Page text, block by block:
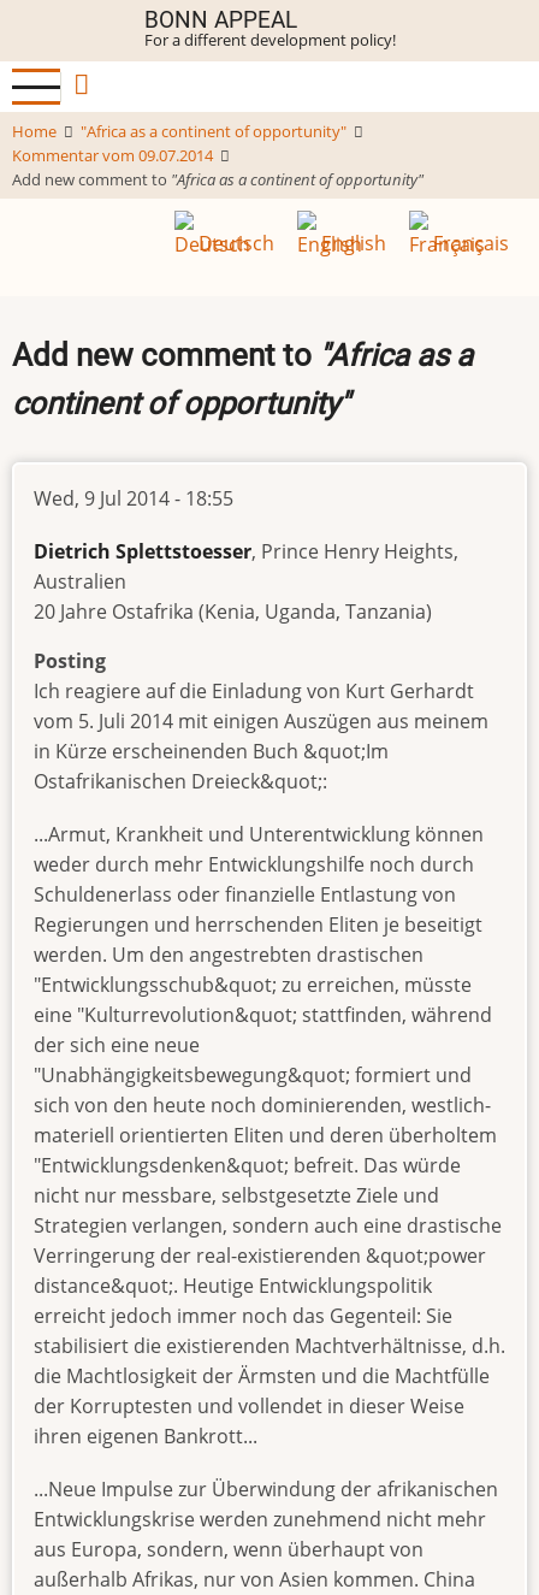
main
content
BONN APPEAL
For a different development policy!
Home
"Africa as a continent of opportunity"
Kommentar vom 09.07.2014
Add new comment to "Africa as a continent of opportunity"
Deutsch English Français
Add new comment to "Africa as a
continent of opportunity"
Wed, 9 Jul 2014 - 18:55
Dietrich Splettstoesser, Prince Henry Heights,
Australien
20 Jahre Ostafrika (Kenia, Uganda, Tanzania)
Posting
Ich reagiere auf die Einladung von Kurt Gerhardt
vom 5. Juli 2014 mit einigen Auszügen aus meinem
in Kürze erscheinenden Buch &quot;Im
Ostafrikanischen Dreieck&quot;:
...Armut, Krankheit und Unterentwicklung können
weder durch mehr Entwicklungshilfe noch durch
Schuldenerlass oder finanzielle Entlastung von
Regierungen und herrschenden Eliten je beseitigt
werden. Um den angestrebten drastischen
"Entwicklungsschub&quot; zu erreichen, müsste
eine "Kulturrevolution&quot; stattfinden, während
der sich eine neue
"Unabhängigkeitsbewegung&quot; formiert und
sich von den heute noch dominierenden, westlich-
materiell orientierten Eliten und deren überholtem
"Entwicklungsdenken&quot; befreit. Das würde
nicht nur messbare, selbstgesetzte Ziele und
Strategien verlangen, sondern auch eine drastische
Verringerung der real-existierenden &quot;power
distance&quot;. Heutige Entwicklungspolitik
erreicht jedoch immer noch das Gegenteil: Sie
stabilisiert die existierenden Machtverhältnisse, d.h.
die Machtlosigkeit der Ärmsten und die Machtfülle
der Korruptesten und vollendet in dieser Weise
ihren eigenen Bankrott...
...Neue Impulse zur Überwindung der afrikanischen
Entwicklungskrise werden zunehmend nicht mehr
aus Europa, sondern, wenn überhaupt von
außerhalb Afrikas, nur von Asien kommen. China